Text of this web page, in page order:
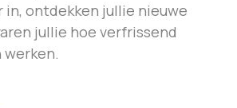
in, ontdekken jullie nieuwe
jullie hoe verfrissend